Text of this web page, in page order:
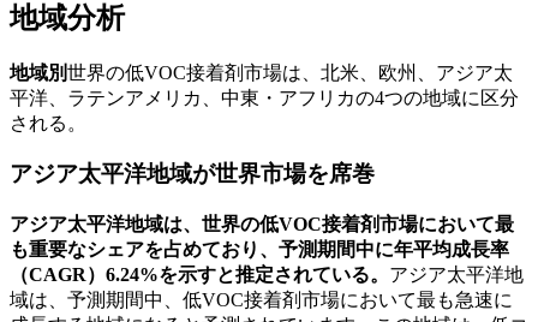
地域分析
地域別世界の低VOC接着剤市場は、北米、欧州、アジア太
平洋、ラテンアメリカ、中東・アフリカの4つの地域に区分
される。
アジア太平洋地域が世界市場を席巻
アジア太平洋地域は、世界の低VOC接着剤市場において最
も重要なシェアを占めており、予測期間中に年平均成長率
（CAGR）6.24%を示すと推定されている。 アジア太平洋地
域は、予測期間中、低VOC接着剤市場において最も急速に